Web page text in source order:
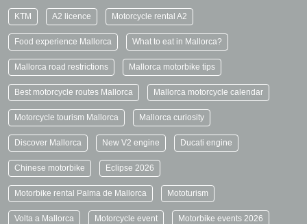
KTM A2 licence Motorcycle rental A2
Food experience Mallorca What to eat in Mallorca?
Mallorca road restrictions Mallorca motorbike tips
Best motorcycle routes Mallorca Mallorca motorcycle calendar
Motorcycle tourism Mallorca Mallorca curiosity
Discover Mallorca New V2 engine Ducati engine
Chinese motorbike Eclipse 2026
Motorbike rental Palma de Mallorca Mototurism
Volta a Mallorca Motorcycle event Motorbike events 2026